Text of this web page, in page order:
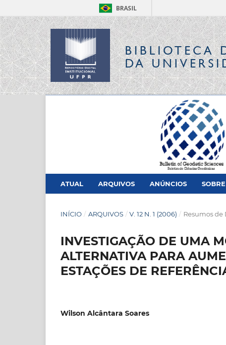
BRASIL
BIBLIOTECA
DA
ATUAL ARQUIVOS ANÚNCIOS SOBRE
INÍCIO / ARQUIVOS / V. 12 N. 1 (2006) / Resumos de
INVESTIGAÇÃO DE UMA
ALTERNATIVA PARA
ESTAÇÕES DE
Wilson Alcântara Soares